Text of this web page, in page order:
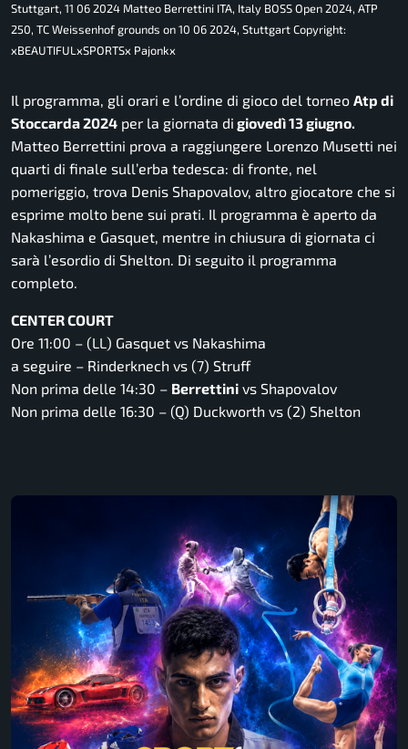
Stuttgart, 11 06 2024 Matteo Berrettini ITA, Italy BOSS Open 2024, ATP
250, TC Weissenhof grounds on 10 06 2024, Stuttgart Copyright:
xBEAUTIFULxSPORTSx Pajonkx
Il programma, gli orari e l’ordine di gioco del torneo Atp di
Stoccarda 2024 per la giornata di giovedì 13 giugno.
Matteo Berrettini prova a raggiungere Lorenzo Musetti nei
quarti di finale sull’erba tedesca: di fronte, nel
pomeriggio, trova Denis Shapovalov, altro giocatore che si
esprime molto bene sui prati. Il programma è aperto da
Nakashima e Gasquet, mentre in chiusura di giornata ci
sarà l’esordio di Shelton. Di seguito il programma
completo.
CENTER COURT
Ore 11:00 – (LL) Gasquet vs Nakashima
a seguire – Rinderknech vs (7) Struff
Non prima delle 14:30 – Berrettini vs Shapovalov
Non prima delle 16:30 – (Q) Duckworth vs (2) Shelton